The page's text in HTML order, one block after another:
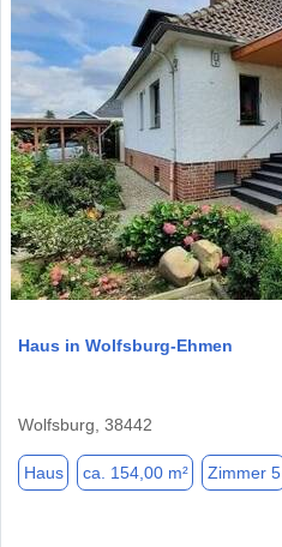
Haus in Wolfsburg-Ehmen
Wolfsburg, 38442
Haus ca. 154,00 m² Zimmer 5